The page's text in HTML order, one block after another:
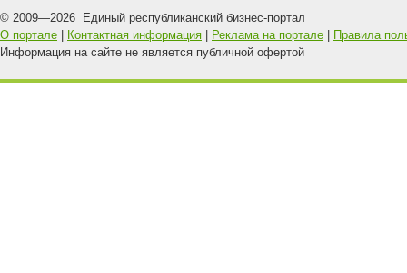
© 2009—2026 Единый республиканский бизнес-портал
О портале
Контактная информация Реклама на портале
Правила
Информация на сайте не является публичной офертой